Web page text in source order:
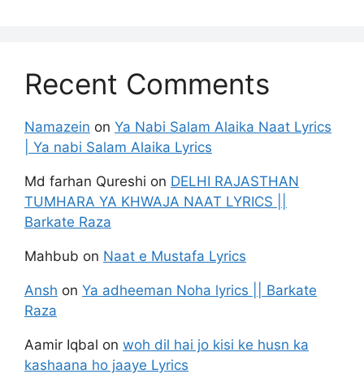
Recent Comments
Namazein on Ya Nabi Salam Alaika Naat Lyrics
| Ya nabi Salam Alaika Lyrics
Md farhan Qureshi on DELHI RAJASTHAN
TUMHARA YA KHWAJA NAAT LYRICS ||
Barkate Raza
Mahbub on Naat e Mustafa Lyrics
Ansh on Ya adheeman Noha lyrics || Barkate
Raza
Aamir Iqbal on woh dil hai jo kisi ke husn ka
kashaana ho jaaye Lyrics